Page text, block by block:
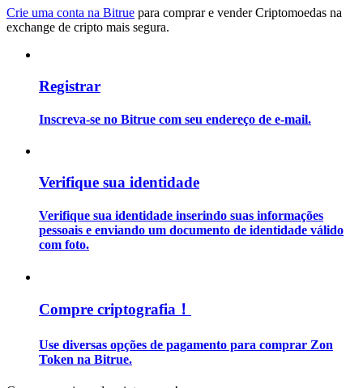
Guia para iniciantes em futuros
Estratégias de negociação
Crie uma conta na Bitrue para comprar e vender Criptomoedas na
exchange de cripto mais segura.
Registrar
Inscreva-se no Bitrue com seu endereço de e-mail.
Verifique sua identidade
Verifique sua identidade inserindo suas informações
pessoais e enviando um documento de identidade válido
com foto.
Compre criptografia！
Use diversas opções de pagamento para comprar Zon
Token na Bitrue.